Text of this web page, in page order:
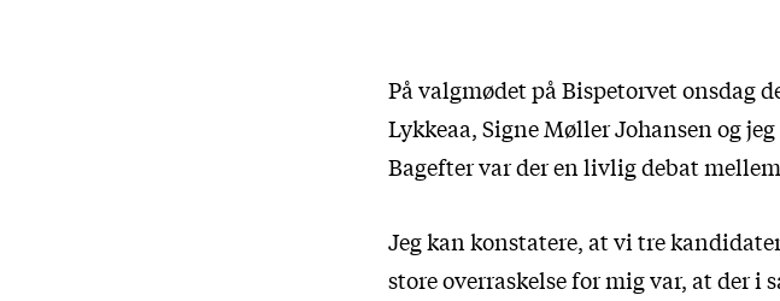
På valgmødet på Bispetorvet onsdag
Lykkeaa, Signe Møller Johansen og
Bagefter var der en livlig debat
Jeg kan konstatere, at vi tre
store overraskelse for mig var, at der